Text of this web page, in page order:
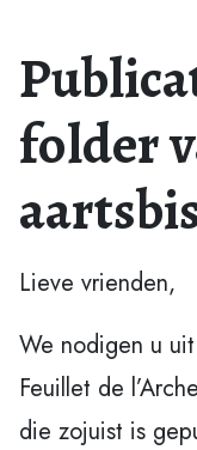
folder
Lieve vrienden,
We nodigen u
Feuillet de
die zojuist is